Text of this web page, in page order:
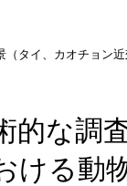
（タイ、カオチョン
な調
ける動